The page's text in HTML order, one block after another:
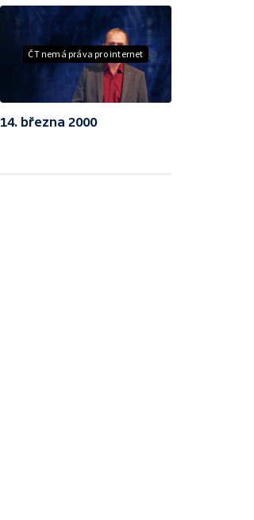
ČT nemá práva pro internet
14. března 2000